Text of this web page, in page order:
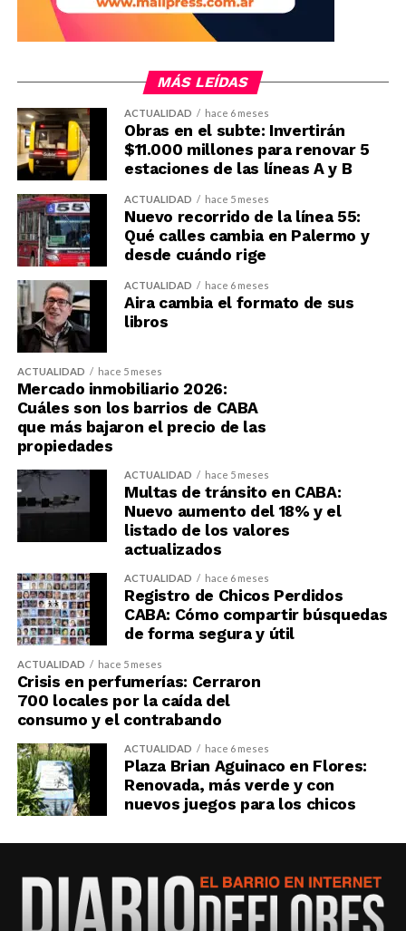
MÁS LEÍDAS
ACTUALIDAD hace 6 meses
Obras en el subte: Invertirán
$11.000 millones para renovar 5
estaciones de las líneas A y B
ACTUALIDAD hace 5 meses
Nuevo recorrido de la línea 55:
Qué calles cambia en Palermo y
desde cuándo rige
ACTUALIDAD hace 6 meses
Aira cambia el formato de sus
libros
ACTUALIDAD hace 5 meses
Mercado inmobiliario 2026:
Cuáles son los barrios de CABA
que más bajaron el precio de las
propiedades
ACTUALIDAD hace 5 meses
Multas de tránsito en CABA:
Nuevo aumento del 18% y el
listado de los valores
actualizados
ACTUALIDAD hace 6 meses
Registro de Chicos Perdidos
CABA: Cómo compartir búsquedas
de forma segura y útil
ACTUALIDAD hace 5 meses
Crisis en perfumerías: Cerraron
700 locales por la caída del
consumo y el contrabando
ACTUALIDAD hace 6 meses
Plaza Brian Aguinaco en Flores:
Renovada, más verde y con
nuevos juegos para los chicos